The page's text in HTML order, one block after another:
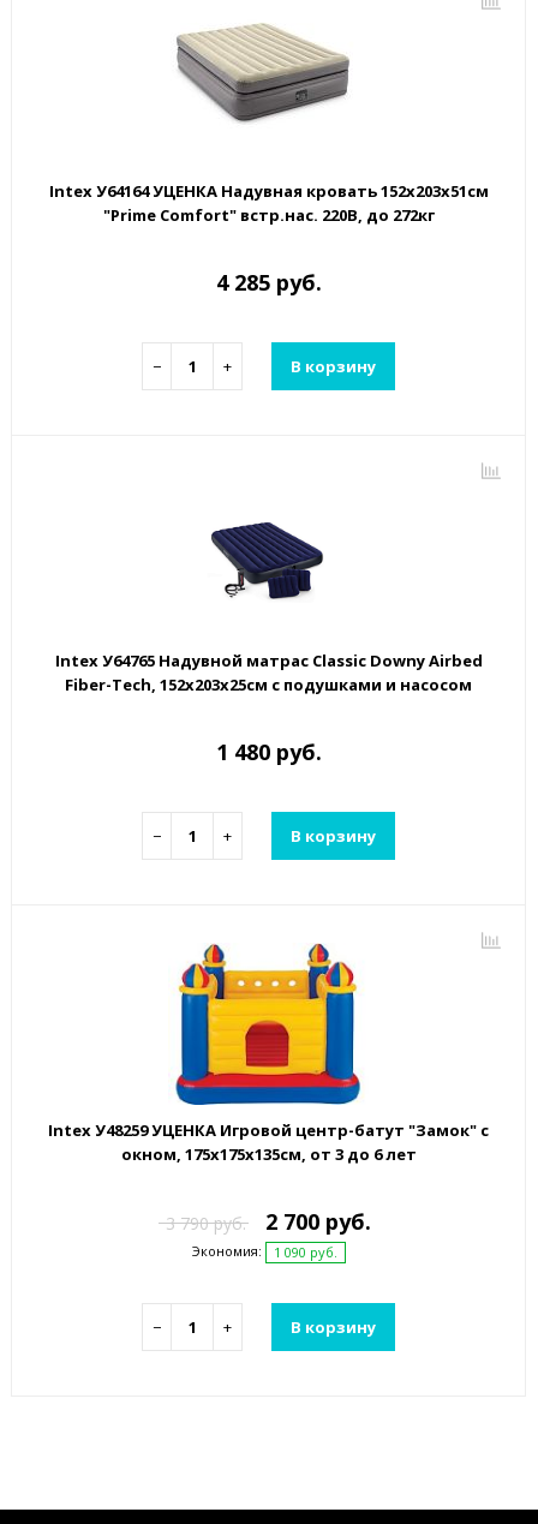
Intex У64164 УЦЕНКА Надувная кровать 152х203х51см
"Prime Comfort" встр.нас. 220В, до 272кг
4 285 руб.
− + В корзину
Intex У64765 Надувной матрас Classic Downy Airbed
Fiber-Tech, 152х203х25см с подушками и насосом
1 480 руб.
− + В корзину
Intex У48259 УЦЕНКА Игровой центр-батут "Замок" с
окном, 175х175х135см, от 3 до 6 лет
3 790 руб. 2 700 руб.
Экономия: 1 090 руб.
− + В корзину